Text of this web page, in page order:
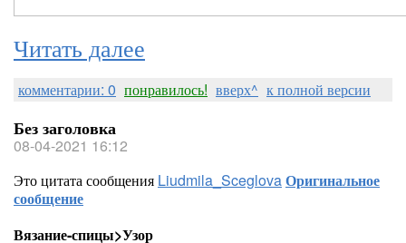
Читать далее
комментарии: 0 понравилось! вверх^ к полной версии
Без заголовка
08-04-2021 16:12
Это цитата сообщения Liudmila_SceglovaОригинальное
сообщение
Вязание-спицы>Узор